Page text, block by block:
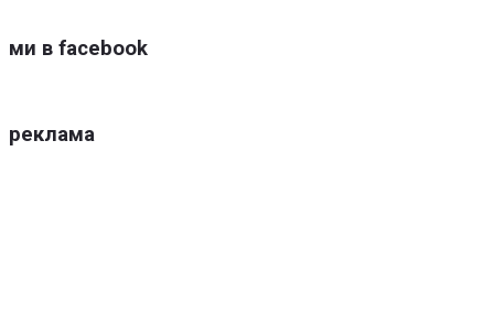
ми в facebook
реклама